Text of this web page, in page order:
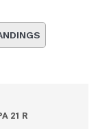
21 R